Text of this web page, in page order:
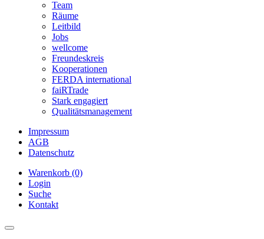
Team
Räume
Leitbild
Jobs
wellcome
Freundeskreis
Kooperationen
FERDA international
faiRTrade
Stark engagiert
Qualitätsmanagement
Impressum
AGB
Datenschutz
Warenkorb (0)
Login
Suche
Kontakt